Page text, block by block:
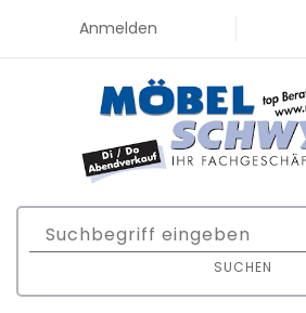
Anmelden
SUCHEN